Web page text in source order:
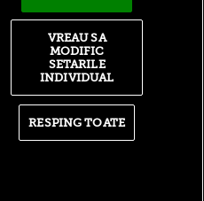
0-
RESPING TOATE
VREAU SA
MODIFIC
SETARILE
INDIVIDUAL